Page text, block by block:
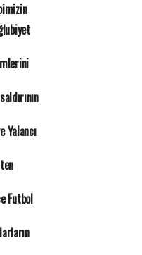
Yalancı
Futbol